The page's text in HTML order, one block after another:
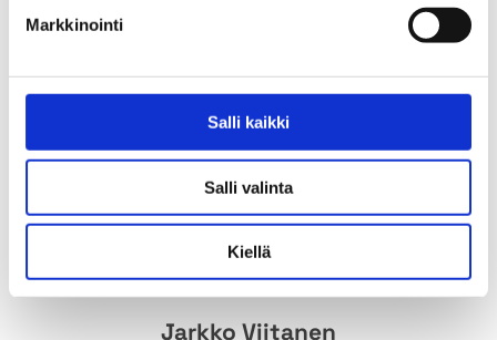
Markkinointi
Salli kaikki
Salli valinta
Kiellä
Jarkko Viitanen